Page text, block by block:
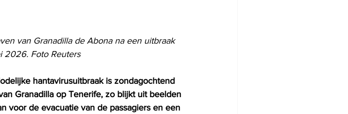
van Granadilla de Abona na een uitbraak
2026. Foto Reuters
hantavirusuitbraak is zondagochtend
Granadilla op Tenerife, zo blijkt uit beelden
voor de evacuatie van de passagiers en een